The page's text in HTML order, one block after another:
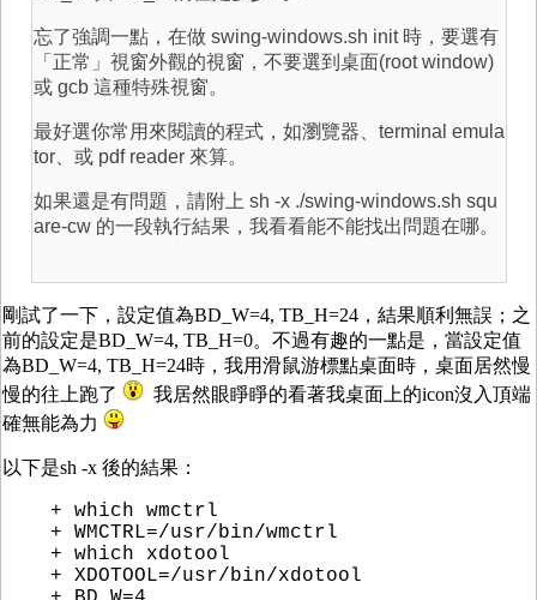
忘了強調一點，在做 swing-windows.sh init 時，要選有
「正常」視窗外觀的視窗，不要選到桌面(root window)
或 gcb 這種特殊視窗。
最好選你常用來閱讀的程式，如瀏覽器、terminal emula
tor、或 pdf reader 來算。
如果還是有問題，請附上 sh -x ./swing-windows.sh squ
are-cw 的一段執行結果，我看看能不能找出問題在哪。
剛試了一下，設定值為BD_W=4, TB_H=24，結果順利無誤；之
前的設定是BD_W=4, TB_H=0。不過有趣的一點是，當設定值
為BD_W=4, TB_H=24時，我用滑鼠游標點桌面時，桌面居然慢
慢的往上跑了
我居然眼睜睜的看著我桌面上的icon沒入頂端
確無能為力
以下是sh -x 後的結果：
+ which wmctrl
+ WMCTRL=/usr/bin/wmctrl
+ which xdotool
+ XDOTOOL=/usr/bin/xdotool